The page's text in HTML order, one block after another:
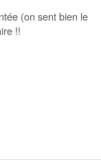
(on sent bien le
!!